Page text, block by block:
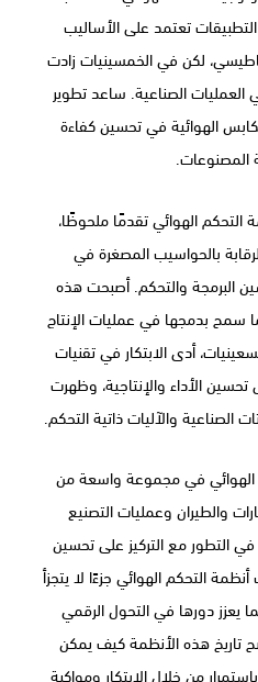
التطبيقات تعتمد على الأساليب
لكن في الخمسينيات زادت
الصناعية. ساعد تطوير
الهوائية في تحسين كفاءة
المصنوعات.
الهوائي تقدمًا ملحوظًا،
بالحواسيب المصغرة في
البرمجة والتحكم. أصبحت هذه
سمح بدمجها في عمليات الإنتاج
أدى الابتكار في تقنيات
الأداء والإنتاجية، وظهرت
الصناعية والآليات ذاتية التحكم.
الهوائي في مجموعة واسعة من
والطيران وعمليات التصنيع
في التطور مع التركيز على تحسين
التحكم الهوائي جزءًا لا يتجزأ
يعزز دورها في التحول الرقمي
تاريخ هذه الأنظمة كيف يمكن
من خلال الابتكار ومواكبة